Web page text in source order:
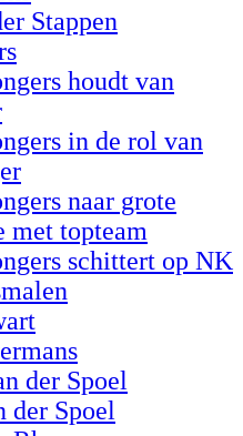
Stappen
houdt van
in de rol van
naar grote
met topteam
schittert op NK
der Spoel
der Spoel